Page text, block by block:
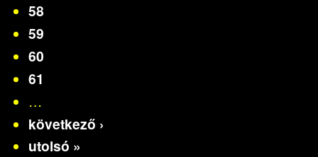
58
59
60
61
…
következő ›
utolsó »